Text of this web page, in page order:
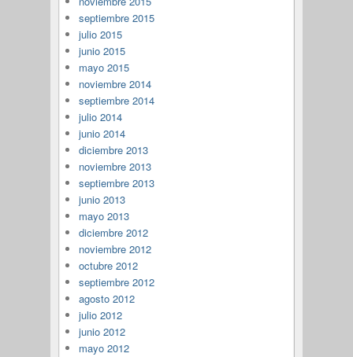
septiembre 2015
julio 2015
junio 2015
mayo 2015
noviembre 2014
septiembre 2014
julio 2014
junio 2014
diciembre 2013
noviembre 2013
septiembre 2013
junio 2013
mayo 2013
diciembre 2012
noviembre 2012
octubre 2012
septiembre 2012
agosto 2012
julio 2012
junio 2012
mayo 2012